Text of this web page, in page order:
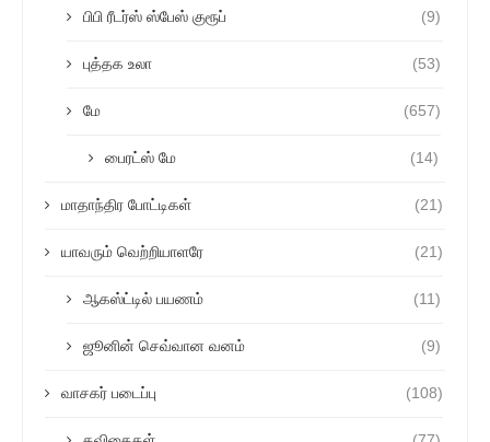
பிபி ரீடர்ஸ் ஸ்பேஸ் குரூப் (9)
புத்தக உலா (53)
மே (657)
பைரட்ஸ் மே (14)
மாதாந்திர போட்டிகள் (21)
யாவரும் வெற்றியாளரே (21)
ஆகஸ்ட்டில் பயணம் (11)
ஜூனின் செவ்வான வனம் (9)
வாசகர் படைப்பு (108)